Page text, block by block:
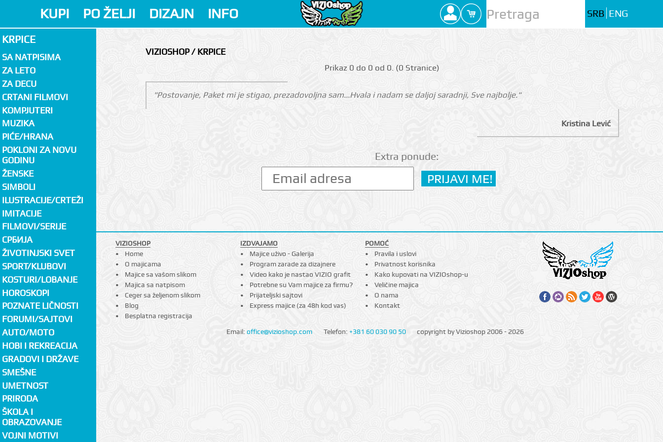
KUPI PO ŽELJI DIZAJN INFO SRB ENG
KRPICE
SA NATPISIMA
ZA LETO
ZA DECU
CRTANI FILMOVI
KOMPJUTERI
MUZIKA
PIĆE/HRANA
POKLONI ZA NOVU
GODINU
ŽENSKE
SIMBOLI
ILUSTRACIJE/CRTEŽI
IMITACIJE
FILMOVI/SERIJE
СРБИЈА
ŽIVOTINJSKI SVET
SPORT/KLUBOVI
KOSTURI/LOBANJE
HOROSKOPI
POZNATE LIČNOSTI
FORUMI/SAJTOVI
AUTO/MOTO
HOBI I REKREACIJA
GRADOVI I DRŽAVE
SMEŠNE
UMETNOST
PRIRODA
ŠKOLA I
OBRAZOVANJE
VOJNI MOTIVI
VIZIOSHOP / KRPICE
Prikаz 0 do 0 оd 0. (0 Strаnicе)
"Postovanje, Paket mi je stigao, prezadovoljna sam...Hvala i nadam se daljoj saradnji, Sve najbolje."
Kristina Lević
Extra ponude:
VIZIOSHOP
Home
O majicama
Majice sa vašom slikom
Majica sa natpisom
Ceger sa željenom slikom
Blog
Besplatna registracija
IZDVAJAMO
Majice uživo - Galerija
Program zarade za dizajnere
Video kako je nastao VIZIO grafit
Potrebne su Vam majice za firmu?
Prijateljski sajtovi
Express majice (za 48h kod vas)
POMOĆ
Pravila i uslovi
Privatnost korisnika
Kako kupovati na VIZIOshop-u
Veličine majica
O nama
Kontakt
Email: office@vizioshop.com Telefon: +381 60 030 90 50 copyright by Vizioshop 2006 - 2026